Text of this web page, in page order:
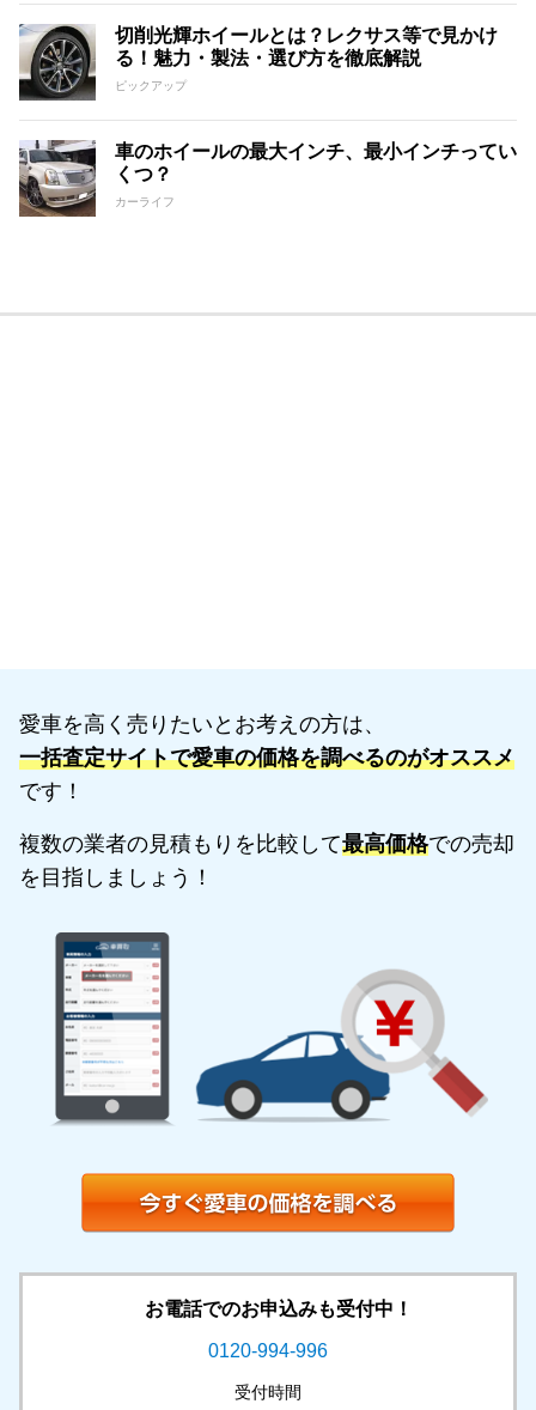
切削光輝ホイールとは？レクサス等で見かけ
る！魅力・製法・選び方を徹底解説
ピックアップ
車のホイールの最大インチ、最小インチってい
くつ？
カーライフ
愛車を高く売りたいとお考えの方は、
一括査定サイトで愛車の価格を調べるのがオススメ
です！
複数の業者の見積もりを比較して最高価格での売却
を目指しましょう！
お電話でのお申込みも受付中！
0120-994-996
受付時間